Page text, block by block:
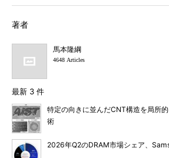
著者
馬本隆綱
4648 Articles
最新 3 件
特定の向きに並んだCNT構造を局所
術
2026年Q2のDRAM市場シェア、